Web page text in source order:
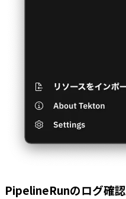
PipelineRunのログ確認